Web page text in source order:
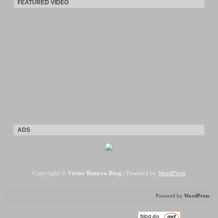
FEATURED VIDEO
ADS
Copyright © Victor Roncea Blog | Powered by WordPress
Powered by WordPress